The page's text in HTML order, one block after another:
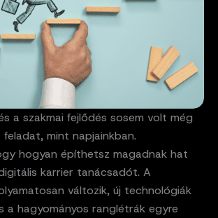
a szakmai fejlődés sosem volt még
mint napjainkban.
hogyan építhetsz magadnak hat
karrier tanácsadót. A
változik, új technológiák
a hagyományos ranglétrák egyre